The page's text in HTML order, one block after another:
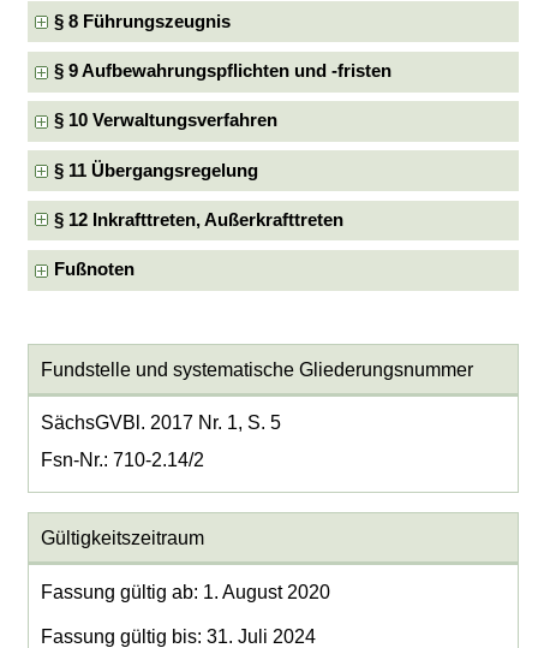
§ 8 Führungszeugnis
§ 9 Aufbewahrungspflichten und -fristen
§ 10 Verwaltungsverfahren
§ 11 Übergangsregelung
§ 12 Inkrafttreten, Außerkrafttreten
Fußnoten
Fundstelle und systematische Gliederungsnummer
SächsGVBl. 2017 Nr. 1, S. 5
Fsn-Nr.: 710-2.14/2
Gültigkeitszeitraum
Fassung gültig ab: 1. August 2020
Fassung gültig bis: 31. Juli 2024